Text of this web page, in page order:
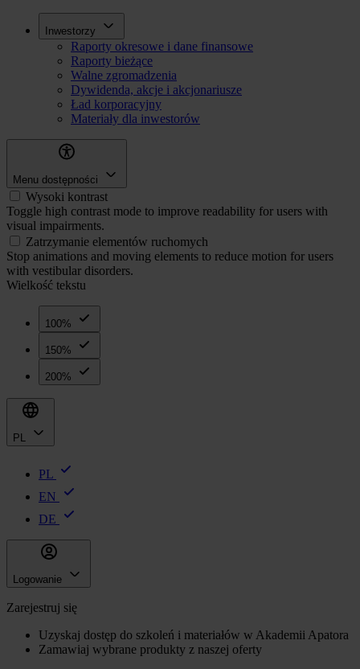
Inwestorzy
Raporty okresowe i dane finansowe
Raporty bieżące
Walne zgromadzenia
Dywidenda, akcje i akcjonariusze
Ład korporacyjny
Materiały dla inwestorów
Menu dostępności
Wysoki kontrast
Toggle high contrast mode to improve readability for users with
visual impairments.
Zatrzymanie elementów ruchomych
Stop animations and moving elements to reduce motion for users
with vestibular disorders.
Wielkość tekstu
100%
150%
200%
PL
PL
EN
DE
Logowanie
Zarejestruj się
Uzyskaj dostęp do szkoleń i materiałów w Akademii Apatora
Zamawiaj wybrane produkty z naszej oferty